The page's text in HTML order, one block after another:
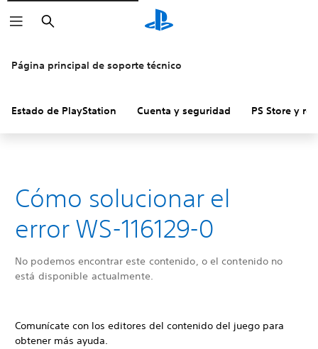
Buscar
Página principal de soporte técnico
Estado de PlayStation Cuenta y seguridad PS Store y
Cómo solucionar el
error WS-116129-0
No podemos encontrar este contenido, o el contenido no
está disponible actualmente.
Comunícate con los editores del contenido del juego para
obtener más ayuda.